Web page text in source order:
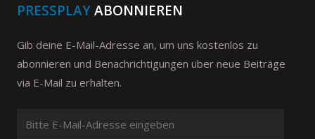
PRESSPLAYABONNIEREN
Gib deine E-Mail-Adresse an, um uns kostenlos zu
abonnieren und Benachrichtigungen über neue Beiträge
via E-Mail zu erhalten.